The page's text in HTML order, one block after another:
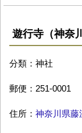
遊行寺（神奈
分類：神社
郵便：251-0001
住所： 神奈川県藤